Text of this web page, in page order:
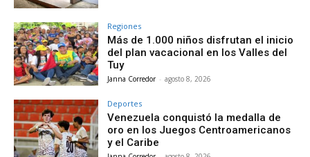
Regiones
Más de 1.000 niños disfrutan el inicio
del plan vacacional en los Valles del
Tuy
Janna Corredor - agosto 8, 2026
Deportes
Venezuela conquistó la medalla de
oro en los Juegos Centroamericanos
y el Caribe